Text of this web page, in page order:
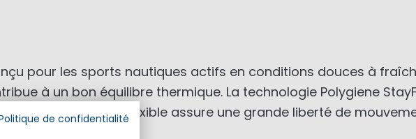
pour les sports nautiques actifs en conditions douces à
à un bon équilibre thermique. La technologie Polygiene
La construction flexible assure une grande liberté de
de confidentialité